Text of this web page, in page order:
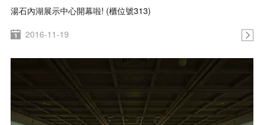
湯石內湖展示中心開幕啦! (櫃位號313)
2016-11-19